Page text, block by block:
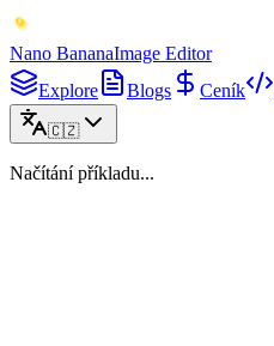
Nano BananaImage Editor
Explore
Blogs Ceník
🇨🇿
Načítání příkladu...